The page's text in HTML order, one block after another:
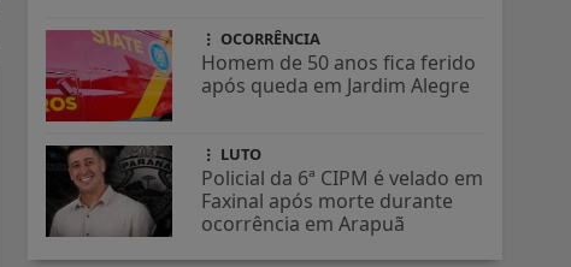
OCORRÊNCIA
Homem de 50 anos fica ferido
após queda em Jardim Alegre
LUTO
Policial da 6ª CIPM é velado em
Faxinal após morte durante
ocorrência em Arapuã